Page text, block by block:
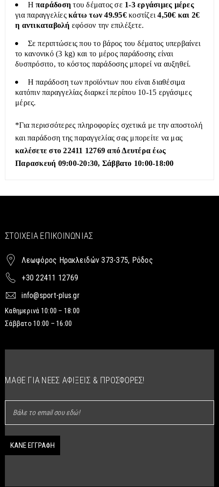
Ηπαράδοση του δέματος σε 1-3 εργάσιμες μέρες
για παραγγελίες κάτω των 49.95€κοστίζει4,50€ και 2€
η αντικαταβολή εφόσον την επιλέξετε.
Σε περιπτώσεις που το βάρος του δέματος υπερβαίνει
το κανονικό (3 kg) και το μέρος παράδοσης είναι
δυσπρόσιτο, το κόστος παράδοσης μπορεί να αυξηθεί.
Η παράδοση των προϊόντων που είναι διαθέσιμα
κατόπιν παραγγελίας διαρκεί περίπου 10-15 εργάσιμες
μέρες.
*Για περισσότερες πληροφορίες σχετικά με την αποστολή
και παράδοση της παραγγελίας σας μπορείτε να μας
καλέσετε στο 22411 12769 από Δευτέρα έως
Παρασκευή 09:00-20:30, Σάββατο 10:00-18:00
ΣΤΟΙΧΕΊΑ ΕΠΙΚΟΙΝΩΝΊΑΣ
Λεωφόρος Ηρακλειδών 373-375, Ρόδος
+30 22411 12769
info@sport-plus.gr
Καθημερινά 10:00 – 18:00
Σάββατο 10:00 – 16:00
ΜΆΘΕ ΓΙΑ ΝΈΕΣ ΑΦΊΞΕΙΣ & ΠΡΟΣΦΟΡΈΣ!